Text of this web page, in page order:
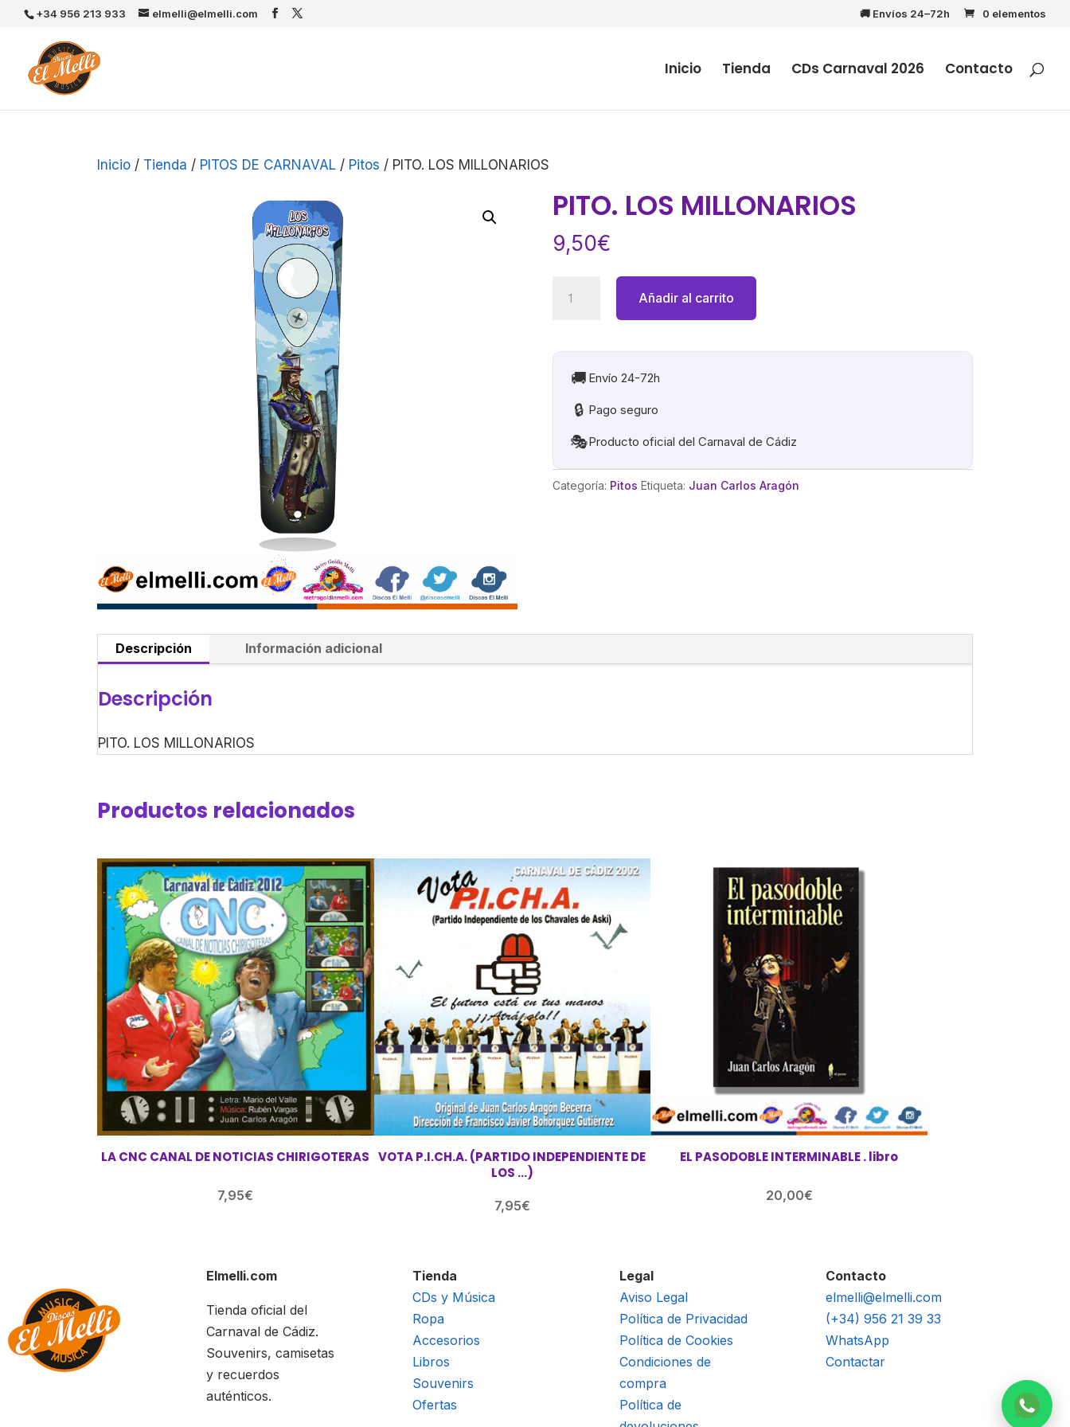
+34 956 213 933 elmelli@elmelli.com 🚚 Envíos 24–72h 0 elementos
Inicio Tienda CDs Carnaval 2026 Contacto
Inicio / Tienda / PITOS DE CARNAVAL / Pitos / PITO. LOS MILLONARIOS
PITO. LOS MILLONARIOS
9,50€
LOS
cantidad
Añadir al carrito
🚚 Envío 24-72h
🔒 Pago seguro
🎭Producto oficial del Carnaval de Cádiz
Categoría: Pitos Etiqueta: Juan Carlos Aragón
Descripción Información adicional
Descripción
PITO. LOS MILLONARIOS
Productos relacionados
LA CNC CANAL DE NOTICIAS CHIRIGOTERAS
7,95€
VOTA P.I.CH.A. (PARTIDO INDEPENDIENTE DE
LOS …)
7,95€
EL PASODOBLE INTERMINABLE . libro
20,00€
Elmelli.com
Tienda oficial del
Carnaval de Cádiz.
Souvenirs, camisetas
y recuerdos
auténticos.
Tienda
CDs y Música
Ropa
Accesorios
Libros
Souvenirs
Ofertas
Legal
Aviso Legal
Política de Privacidad
Política de Cookies
Condiciones de
compra
Política de
Contacto
elmelli@elmelli.com
(+34) 956 21 39 33
WhatsApp
Contactar